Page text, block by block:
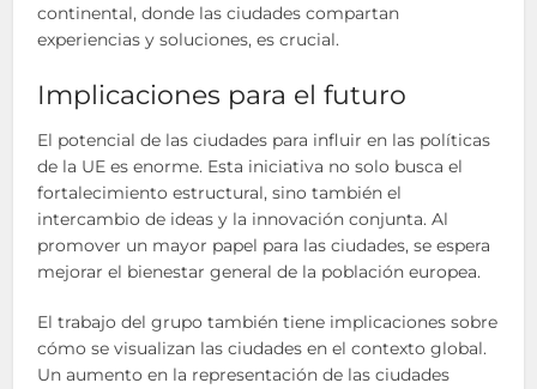
continental, donde las ciudades compartan
experiencias y soluciones, es crucial.
Implicaciones para el futuro
El potencial de las ciudades para influir en las políticas
de la UE es enorme. Esta iniciativa no solo busca el
fortalecimiento estructural, sino también el
intercambio de ideas y la innovación conjunta. Al
promover un mayor papel para las ciudades, se espera
mejorar el bienestar general de la población europea.
El trabajo del grupo también tiene implicaciones sobre
cómo se visualizan las ciudades en el contexto global.
Un aumento en la representación de las ciudades